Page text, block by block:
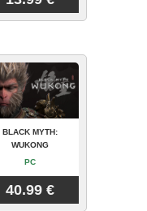
BLACK MYTH:
WUKONG
PC
40.99 €